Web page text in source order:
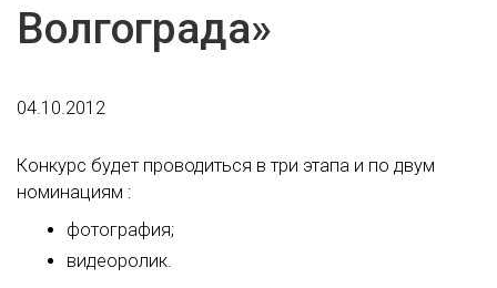
Волгограда»
04.10.2012
Конкурс будет проводиться в три этапа и по двум
номинациям :
фотография;
видеоролик.